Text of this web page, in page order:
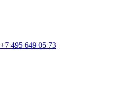
+7 495 649 05 73